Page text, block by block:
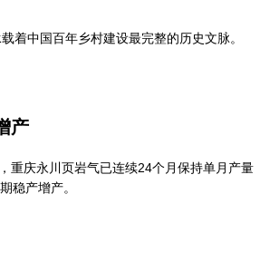
着中国百年乡村建设最完整的历史文脉。
产
重庆永川页岩气已连续24个月保持单月产量
稳产增产。